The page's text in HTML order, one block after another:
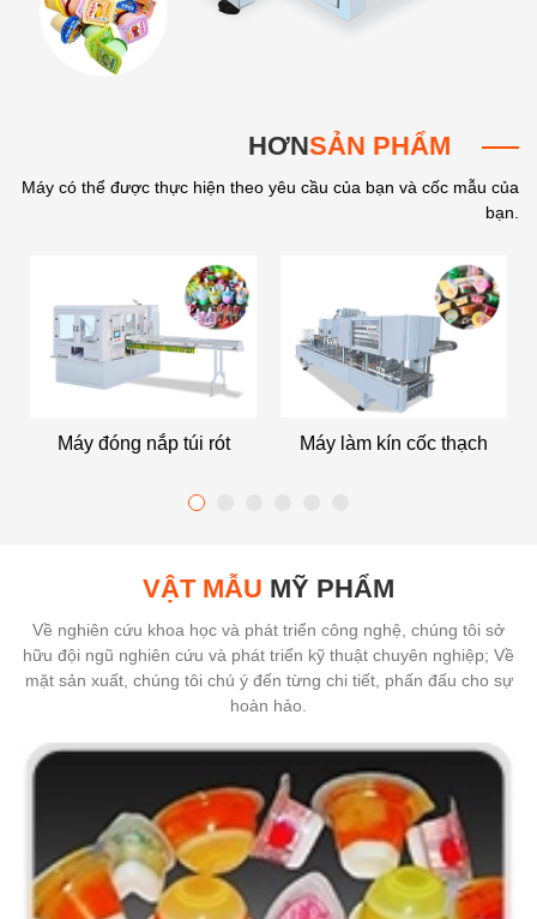
HƠNSẢN PHẨM
Máy có thể được thực hiện theo yêu cầu của bạn và cốc mẫu của
bạn.
Máy làm kín cốc thạch Máy làm kín cốc
VẬT MẪU MỸ PHẨM
Về nghiên cứu khoa học và phát triển công nghệ, chúng tôi sở
hữu đội ngũ nghiên cứu và phát triển kỹ thuật chuyên nghiệp; Về
mặt sản xuất, chúng tôi chú ý đến từng chi tiết, phấn đấu cho sự
hoàn hảo.